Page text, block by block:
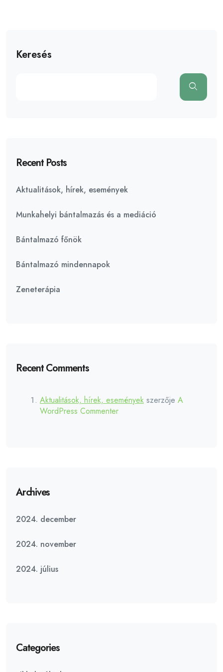
Keresés
Recent Posts
Aktualitások, hírek, események
Munkahelyi bántalmazás és a mediáció
Bántalmazó főnök
Bántalmazó mindennapok
Zeneterápia
Recent Comments
Aktualitások, hírek, események szerzője A
WordPress Commenter
Archives
2024. december
2024. november
2024. július
Categories